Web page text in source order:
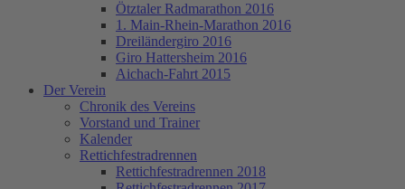
Ötztaler Radmarathon 2016
1. Main-Rhein-Marathon 2016
Dreiländergiro 2016
Giro Hattersheim 2016
Aichach-Fahrt 2015
Der Verein
Chronik des Vereins
Vorstand und Trainer
Kalender
Rettichfestradrennen
Rettichfestradrennen 2018